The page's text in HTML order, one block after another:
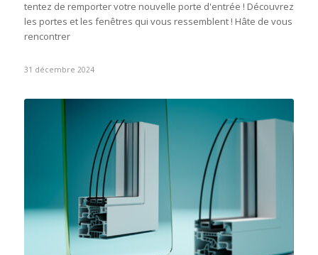
tentez de remporter votre nouvelle porte d'entrée ! Découvrez
les portes et les fenêtres qui vous ressemblent ! Hâte de vous
rencontrer
31 décembre 2024